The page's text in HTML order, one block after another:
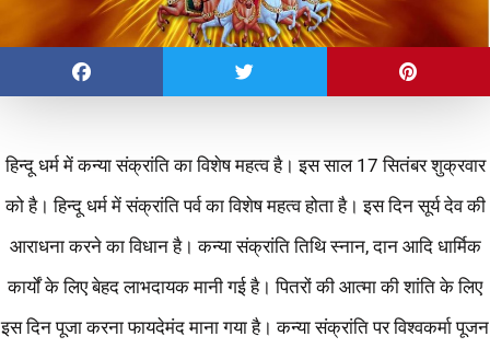
हिन्दू धर्म में कन्या संक्रांति का विशेष महत्व है। इस साल 17 सितंबर शुक्रवार
को है। हिन्दू धर्म में संक्रांति पर्व का विशेष महत्व होता है। इस दिन सूर्य देव की
आराधना करने का विधान है। कन्या संक्रांति तिथि स्नान, दान आदि धार्मिक
कार्यों के लिए बेहद लाभदायक मानी गई है। पितरों की आत्मा की शांति के लिए
इस दिन पूजा करना फायदेमंद माना गया है। कन्या संक्रांति पर विश्वकर्मा पूजन